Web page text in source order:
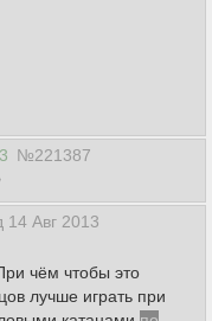
№221387
14 Авг 2013
чём чтобы это
лучше играть при